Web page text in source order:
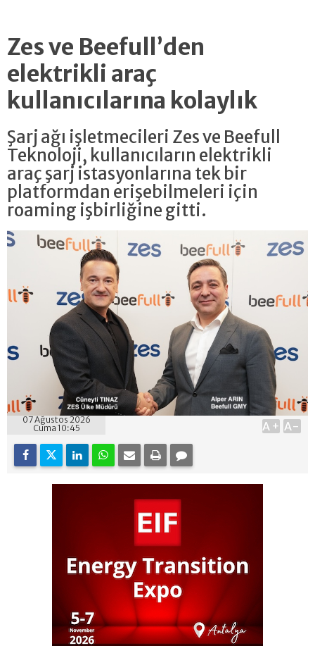
Zes ve Beefull’den
elektrikli araç
kullanıcılarına kolaylık
Şarj ağı işletmecileri Zes ve Beefull
Teknoloji, kullanıcıların elektrikli
araç şarj istasyonlarına tek bir
platformdan erişebilmeleri için
roaming işbirliğine gitti.
07 Ağustos 2026
Cuma 10:45
A+ A-